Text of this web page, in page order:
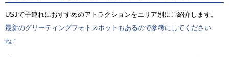
USJで子連れにおすすめのアトラクションをエリア別にご紹介します。
最新のグリーティングフォトスポットもあるので参考にしてください
ね！